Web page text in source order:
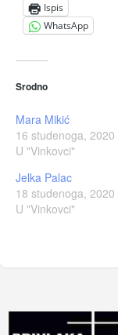
Ispis
WhatsApp
Srodno
Mara Mikić
16 studenoga, 2020
U "Vinkovci"
Jelka Palac
18 studenoga, 2020
U "Vinkovci"